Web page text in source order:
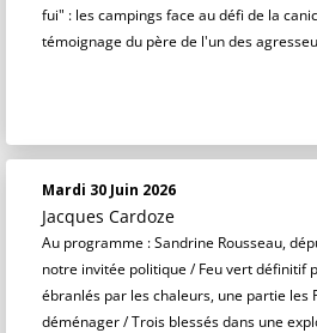
fui" : les campings face au défi de la
témoignage du père de l'un des
Mardi 30 Juin 2026
Jacques Cardoze
Au programme : Sandrine Rousseau,
notre invitée politique / Feu vert définitif
ébranlés par les chaleurs, une partie les
déménager / Trois blessés dans une